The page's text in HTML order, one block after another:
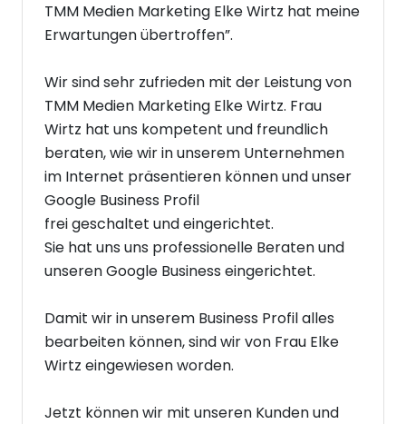
TMM Medien Marketing Elke Wirtz hat meine
Erwartungen übertroffen”.
Wir sind sehr zufrieden mit der Leistung von
TMM Medien Marketing Elke Wirtz. Frau
Wirtz hat uns kompetent und freundlich
beraten, wie wir in unserem Unternehmen
im Internet präsentieren können und unser
Google Business Profil
frei geschaltet und eingerichtet.
Sie hat uns uns professionelle Beraten und
unseren Google Business eingerichtet.
Damit wir in unserem Business Profil alles
bearbeiten können, sind wir von Frau Elke
Wirtz eingewiesen worden.
Jetzt können wir mit unseren Kunden und